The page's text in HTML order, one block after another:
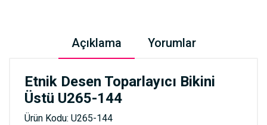
Açıklama Yorumlar
Etnik Desen Toparlayıcı Bikini
Üstü U265-144
Ürün Kodu: U265-144